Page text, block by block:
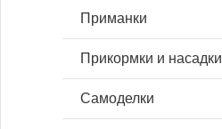
Приманки
Прикормки и насадки
Самоделки